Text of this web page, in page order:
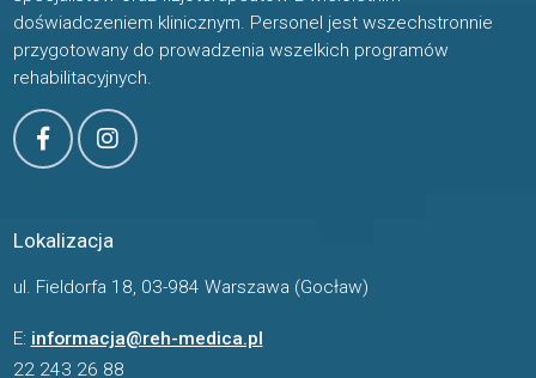
doświadczeniem klinicznym. Personel jest wszechstronnie
przygotowany do prowadzenia wszelkich programów
rehabilitacyjnych.
Lokalizacja
ul. Fieldorfa 18, 03-984 Warszawa (Gocław)
E: informacja@reh-medica.pl
22 243 26 88